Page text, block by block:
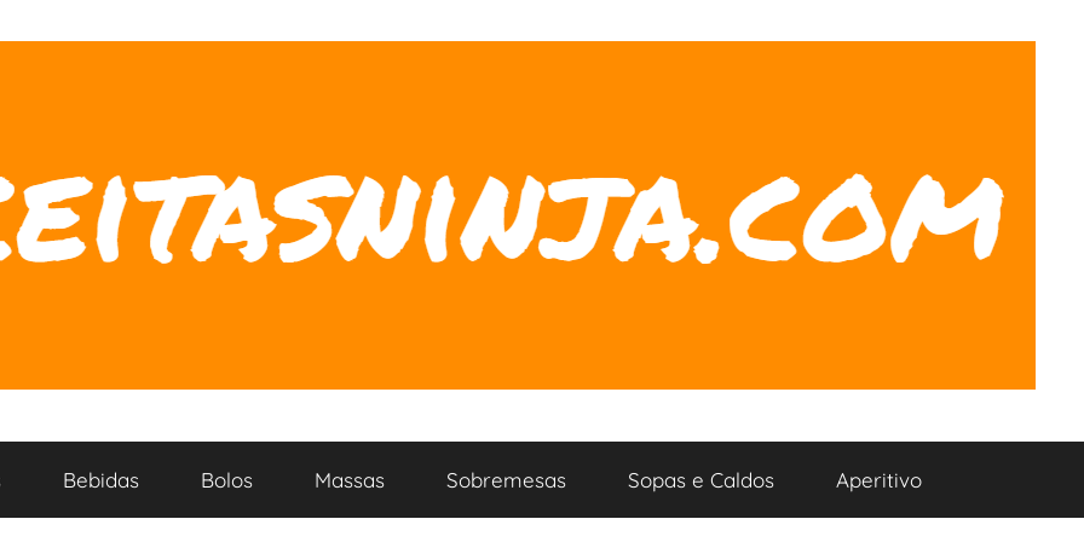
Bebidas Bolos Massas Sobremesas Sopas e Caldos Aperitivo